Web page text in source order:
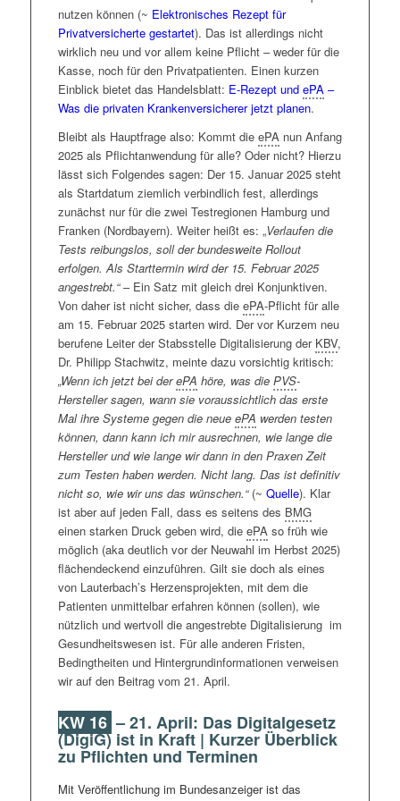
Bühne geholt.
Ohne Frage hat die derzeitige Regierungskoalition
viele Streitpunkte – hier aber agieren sie gemeinsam.
Eine grundlegende Einigkeit muss man auch für das
abgespeckte Gesundheitsversorgungsstärkungsgesetz
(GVSG) annehmen, jetzt, da die von der FDP
ungeliebten kommunalen Strukturreformen weitgehend
raus sind. Auch wenn Janosch Dahmen von den
Grünen sich ganz sicher ist, dass „dass man im
anstehenden parlamentarischen Verfahren über
Vorschläge, die in der Ressortabstimmung schon auf
dem Tisch lagen[und dann bekanntermaßen
gestrichen wurden] , werde reden müssen.“
Die spannende Frage ist ja immer, wie wahrscheinlich
die ganzen Ankündigungen dann auch eine finale
Umsetzung finden werden. Und hier gilt derzeit ehrlich
gesagt, dass – wenn nicht vorher die ganze Koalition
auseinanderbricht – sehr wohl mit der Inkraftsetzung
einer Krankenhausreform als auch mit den absichtsvoll
Steuerwirkung entfaltenden Reformmaßnahmen rund
um die Hausarztvergütung gerechnet werden sollte.
Zwar drohen sowohl die Länder (formaler
Verfassungsverstoß wg. Nicht-Beteiligung) als auch
dieKBV(Aushebelung des Gleichbehandlungsgebotes
wg. Steuerfinanzierung der sektorenübergreifenden
Einrichtungen) juristisch gegen die Klinikreform
vorzugehen. Aber offenkundig scheint Lauterbach
bereit, derart nachgelagerte Herausforderungen in Kauf
zu nehmen. Auf schon erwähnter Pressekonferenz
betonte er:„Es gibt keine andere Reform.“ Man sei
zum Erfolg verdammt. Er glaube nicht, dass die
Reform noch scheitere, dafür sei sie zu bedeutsam.
Die Zeit schreibt ergänzend: „Die
gesundheitspolitischen Sprecher der Ampel-Koalition,
Heike Baehrens (SPD), Janosch Dahmen (Grüne) und
Andrew Ullmann (FDP), äußerten sich zuversichtlich,
dass es zu zügigen Beratungen für die Reform im
Bundestag kommt.“(~Quelle)
Am 30. April hat es zumKHVVGeine
gegeben, bei der alle relevanten Player ihre Kritik noch
nutzen können (~ Elektronisches Rezept für
Privatversicherte gestartet). Das ist allerdings nicht
wirklich neu und vor allem keine Pflicht – weder für die
Kasse, noch für den Privatpatienten. Einen kurzen
Einblick bietet das Handelsblatt: E-Rezept und ePA–
Was die privaten Krankenversicherer jetzt planen.
Bleibt als Hauptfrage also: Kommt die ePAnun Anfang
2025 als Pflichtanwendung für alle? Oder nicht? Hierzu
lässt sich Folgendes sagen: Der 15. Januar 2025 steht
als Startdatum ziemlich verbindlich fest, allerdings
zunächst nur für die zwei Testregionen Hamburg und
Franken (Nordbayern). Weiter heißt es: „Verlaufen die
Tests reibungslos, soll der bundesweite Rollout
erfolgen. Als Starttermin wird der 15. Februar 2025
angestrebt.“– Ein Satz mit gleich drei Konjunktiven.
Von daher ist nicht sicher, dass die ePA-Pflicht für alle
am 15. Februar 2025 starten wird. Der vor Kurzem neu
berufene Leiter der Stabsstelle Digitalisierung der KBV,
Dr. Philipp Stachwitz, meinte dazu vorsichtig kritisch:
„Wenn ich jetzt bei derePA höre, was die PVS-
Hersteller sagen, wann sie voraussichtlich das erste
Mal ihre Systeme gegen die neue ePA werden testen
können, dann kann ich mir ausrechnen, wie lange die
Hersteller und wie lange wir dann in den Praxen Zeit
zum Testen haben werden. Nicht lang. Das ist definitiv
nicht so, wie wir uns das wünschen.“ (~ Quelle). Klar
ist aber auf jeden Fall, dass es seitens des BMG
einen starken Druck geben wird, die ePAso früh wie
möglich (aka deutlich vor der Neuwahl im Herbst 2025)
flächendeckend einzuführen. Gilt sie doch als eines
von Lauterbach’s Herzensprojekten, mit dem die
Patienten unmittelbar erfahren können (sollen), wie
nützlich und wertvoll die angestrebte Digitalisierung im
Gesundheitswesen ist. Für alle anderen Fristen,
Bedingtheiten und Hintergrundinformationen verweisen
wir auf den Beitrag vom 21. April.
KW 16 – 21. April: Das Digitalgesetz
(DigiG) ist in Kraft | Kurzer Überblick
zu Pflichten und Terminen
Mit Veröffentlichung im Bundesanzeiger ist das